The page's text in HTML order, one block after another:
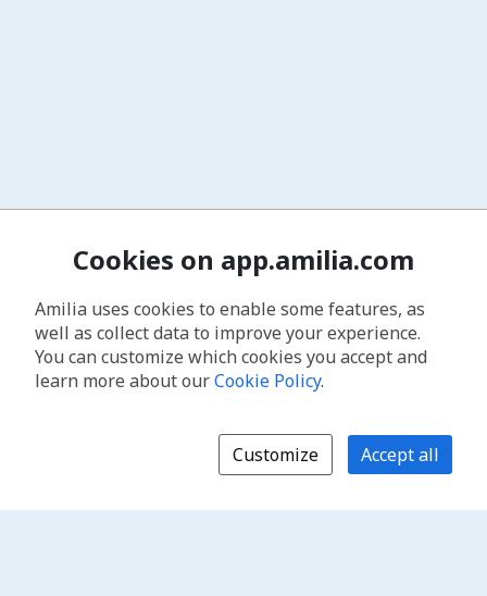
Cookies on app.amilia.com
Amilia uses cookies to enable some features, as
well as collect data to improve your experience.
You can customize which cookies you accept and
learn more about ourCookie Policy.
Customize Accept all